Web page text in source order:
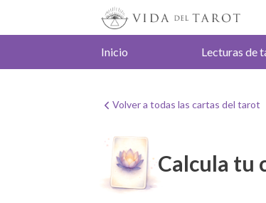
Inicio Lecturas de
Volver a todas las cartas del tarot
Calcula tu